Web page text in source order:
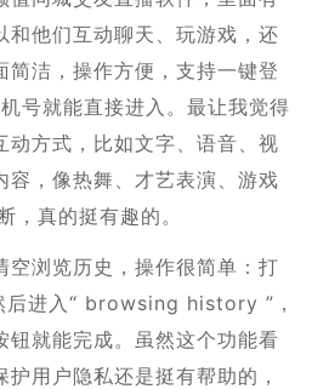
和他们互动聊天、玩游戏，还
洁，操作方便，支持一键登
号就能直接进入。最让我觉得
动方式，比如文字、语音、视
容，像热舞、才艺表演、游戏
，真的挺有趣的。
空浏览历史，操作很简单：打
后进入“ browsing history ”，
钮就能完成。虽然这个功能看
用户隐私还是挺有帮助的，